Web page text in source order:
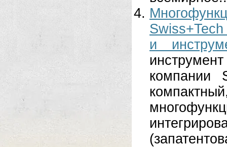
Swiss+Tech
и
компании